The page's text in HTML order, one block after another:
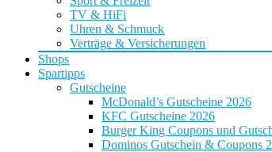
TV & HiFi
Uhren & Schmuck
Verträge & Versicherungen
Shops
Spartipps
Gutscheine
McDonald’s Gutscheine 2026
KFC Gutscheine 2026
Burger King Coupons und
Dominos Gutschein & Coupons